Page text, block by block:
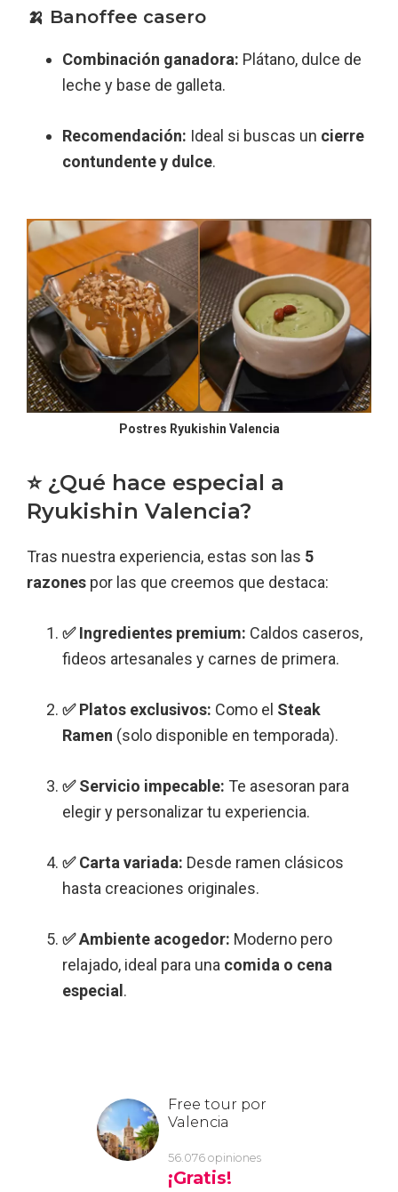
🍌 Banoffee casero
Combinación ganadora: Plátano, dulce de
leche y base de galleta.
Recomendación: Ideal si buscas un cierre
contundente y dulce.
Postres Ryukishin Valencia
⭐️ ¿Qué hace especial a
Ryukishin Valencia?
Tras nuestra experiencia, estas son las 5
razones por las que creemos que destaca:
✅ Ingredientes premium: Caldos caseros,
fideos artesanales y carnes de primera.
✅ Platos exclusivos: Como el Steak
Ramen (solo disponible en temporada).
✅ Servicio impecable: Te asesoran para
elegir y personalizar tu experiencia.
✅ Carta variada: Desde ramen clásicos
hasta creaciones originales.
✅ Ambiente acogedor: Moderno pero
relajado, ideal para una comida o cena
especial .